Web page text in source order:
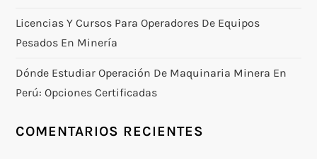
Licencias Y Cursos Para Operadores De Equipos
Pesados En Minería
Dónde Estudiar Operación De Maquinaria Minera En
Perú: Opciones Certificadas
COMENTARIOS RECIENTES